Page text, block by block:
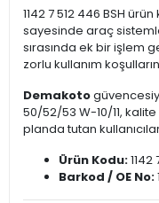
1142 7 512 446 BSH
sayesinde araç
sırasında ek bir işlem
zorlu kullanım
Demakoto
50/52/53 W-10/11,
planda tutan
Ürün Kodu:1142
Barkod / OE No: